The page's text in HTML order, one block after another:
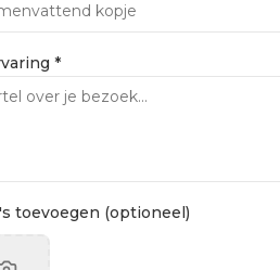
*
toevoegen (optioneel)